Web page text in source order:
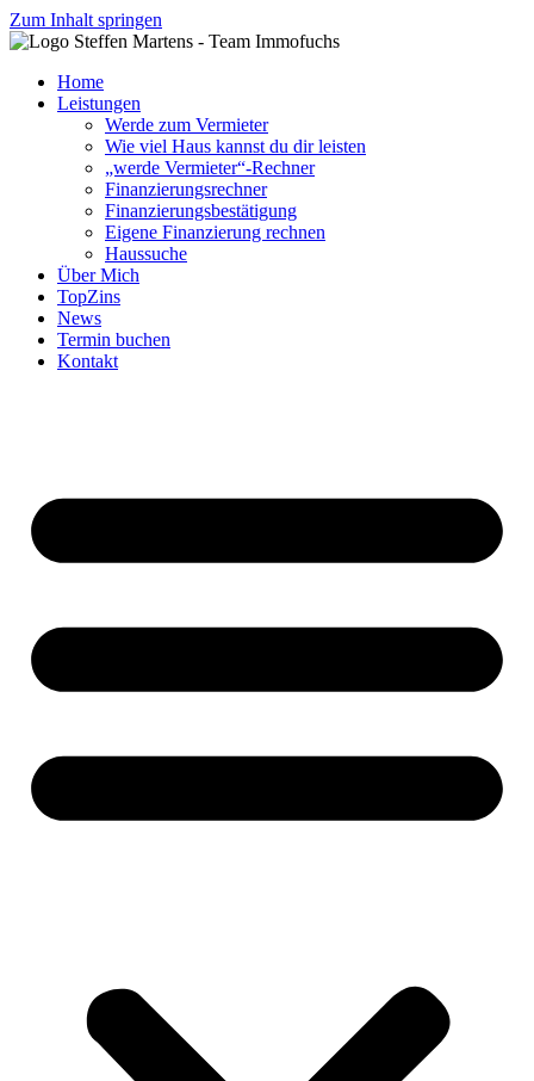
Zum Inhalt springen
Home
Leistungen
Werde zum Vermieter
Wie viel Haus kannst du dir leisten
„werde Vermieter“-Rechner
Finanzierungsrechner
Finanzierungsbestätigung
Eigene Finanzierung rechnen
Haussuche
Über Mich
TopZins
News
Termin buchen
Kontakt